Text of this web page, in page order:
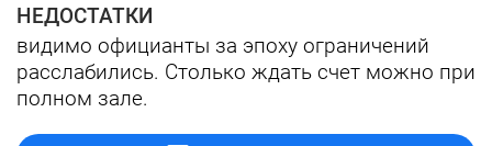
НЕДОСТАТКИ
видимо официанты за эпоху ограничений
расслабились. Столько ждать счет можно при
полном зале.